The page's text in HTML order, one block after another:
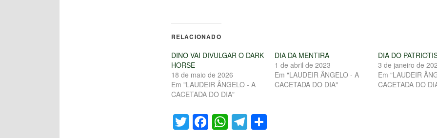
RELACIONADO
DINO VAI DIVULGAR O DARK
HORSE
18 de maio de 2026
Em "LAUDEIR ÂNGELO - A
CACETADA DO DIA"
DIA DA MENTIRA
1 de abril de 2023
Em "LAUDEIR ÂNGELO - A
CACETADA DO DIA"
DIA DO
3 de janeiro de
Em "LAUDEIR
CACETADA DO
Twitter
Facebook
WhatsApp
Telegram
Share